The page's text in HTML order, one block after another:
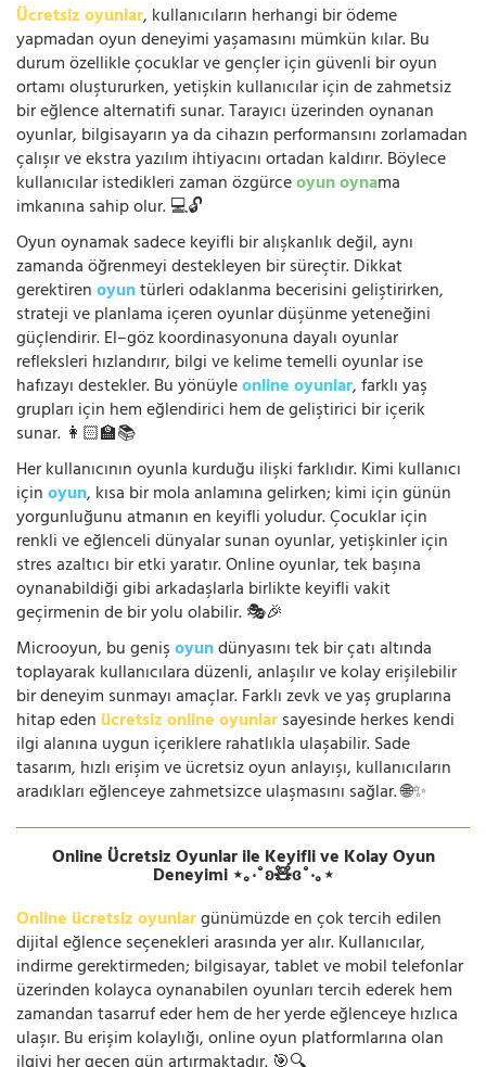
Ücretsiz oyunlar, kullanıcıların herhangi bir ödeme
yapmadan oyun deneyimi yaşamasını mümkün kılar. Bu
durum özellikle çocuklar ve gençler için güvenli bir oyun
ortamı oluştururken, yetişkin kullanıcılar için de zahmetsiz
bir eğlence alternatifi sunar. Tarayıcı üzerinden oynanan
oyunlar, bilgisayarın ya da cihazın performansını zorlamadan
çalışır ve ekstra yazılım ihtiyacını ortadan kaldırır. Böylece
kullanıcılar istedikleri zaman özgürceoyun oynama
imkanına sahip olur. 💻🔓
Oyun oynamak sadece keyifli bir alışkanlık değil, aynı
zamanda öğrenmeyi destekleyen bir süreçtir. Dikkat
gerektirenoyuntürleri odaklanma becerisini geliştirirken,
strateji ve planlama içeren oyunlar düşünme yeteneğini
güçlendirir. El–göz koordinasyonuna dayalı oyunlar
refleksleri hızlandırır, bilgi ve kelime temelli oyunlar ise
hafızayı destekler. Bu yönüyleonline oyunlar, farklı yaş
grupları için hem eğlendirici hem de geliştirici bir içerik
sunar. 👩🏻‍🏫📚
Her kullanıcının oyunla kurduğu ilişki farklıdır. Kimi kullanıcı
içinoyun, kısa bir mola anlamına gelirken; kimi için günün
yorgunluğunu atmanın en keyifli yoludur. Çocuklar için
renkli ve eğlenceli dünyalar sunan oyunlar, yetişkinler için
stres azaltıcı bir etki yaratır. Online oyunlar, tek başına
oynanabildiği gibi arkadaşlarla birlikte keyifli vakit
geçirmenin de bir yolu olabilir. 🎭🎉
Microoyun, bu genişoyundünyasını tek bir çatı altında
toplayarak kullanıcılara düzenli, anlaşılır ve kolay erişilebilir
bir deneyim sunmayı amaçlar. Farklı zevk ve yaş gruplarına
hitap eden ücretsiz online oyunlarsayesinde herkes kendi
ilgi alanına uygun içeriklere rahatlıkla ulaşabilir. Sade
tasarım, hızlı erişim ve ücretsiz oyun anlayışı, kullanıcıların
aradıkları eğlenceye zahmetsizce ulaşmasını sağlar. 🌐✨
Online Ücretsiz Oyunlar ile Keyifli ve Kolay Oyun
Deneyimi ⋆｡‧˚ʚ🧸ɞ˚‧｡⋆
Online ücretsiz oyunlargünümüzde en çok tercih edilen
dijital eğlence seçenekleri arasında yer alır. Kullanıcılar,
indirme gerektirmeden; bilgisayar, tablet ve mobil telefonlar
üzerinden kolayca oynanabilen oyunları tercih ederek hem
zamandan tasarruf eder hem de her yerde eğlenceye hızlıca
ulaşır. Bu erişim kolaylığı, online oyun platformlarına olan